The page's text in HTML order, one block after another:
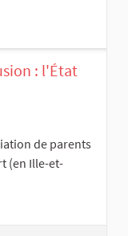
: l'État
de parents
(en Ille-et-